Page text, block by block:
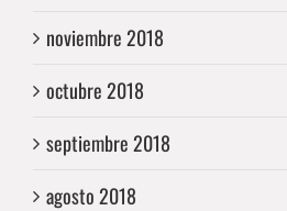
noviembre 2018
octubre 2018
septiembre 2018
agosto 2018